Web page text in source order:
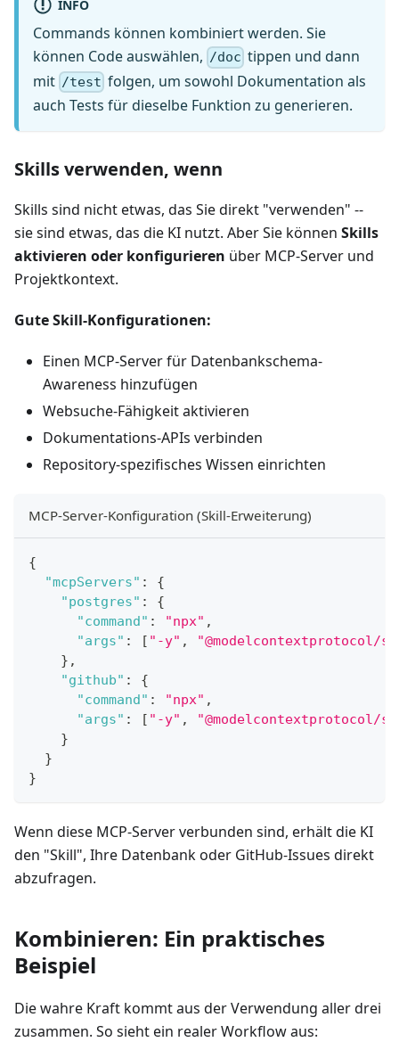
INFO
Commands können kombiniert werden. Sie
können Code auswählen, /doc tippen und dann
mit /test folgen, um sowohl Dokumentation als
auch Tests für dieselbe Funktion zu generieren.
Skills verwenden, wenn
Skills sind nicht etwas, das Sie direkt "verwenden" --
sie sind etwas, das die KI nutzt. Aber Sie können Skills
aktivieren oder konfigurieren über MCP-Server und
Projektkontext.
Gute Skill-Konfigurationen:
Einen MCP-Server für Datenbankschema-
Awareness hinzufügen
Websuche-Fähigkeit aktivieren
Dokumentations-APIs verbinden
Repository-spezifisches Wissen einrichten
MCP-Server-Konfiguration (Skill-Erweiterung)
{
"mcpServers" :
{
"postgres" :
{
"command" : "npx" ,
"args" : [ "-y" ,
"@modelcontextprotocol/
} ,
"github" :
{
"command" : "npx" ,
"args" : [ "-y" ,
"@modelcontextprotocol/
}
}
}
Wenn diese MCP-Server verbunden sind, erhält die KI
den "Skill", Ihre Datenbank oder GitHub-Issues direkt
abzufragen.
Kombinieren: Ein praktisches
Beispiel
Die wahre Kraft kommt aus der Verwendung aller drei
zusammen. So sieht ein realer Workflow aus: